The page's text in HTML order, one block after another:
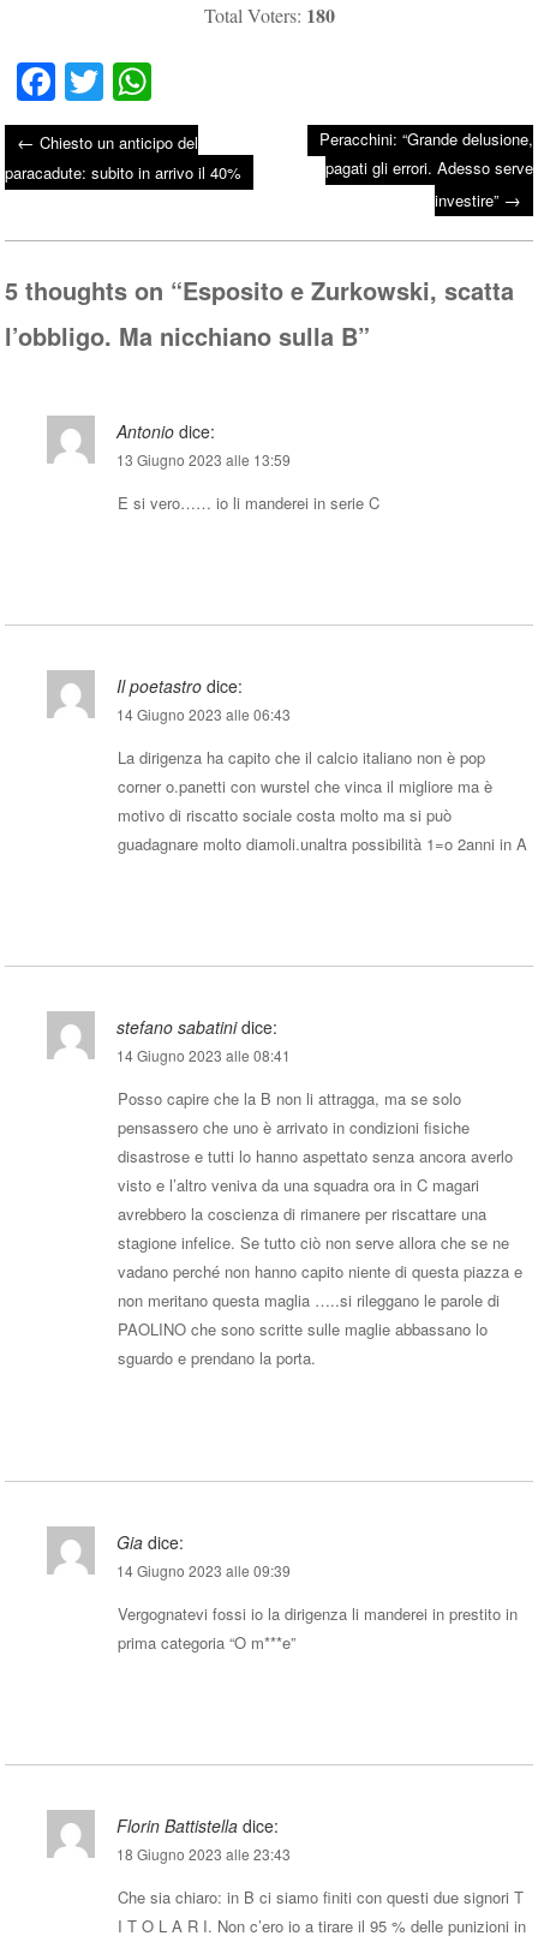
Total Voters: 180
Fa
ce
bo
ok
T
wi
tte
r
ha
ts
A
pp
Post navigation
← Chiesto un anticipo del
paracadute: subito in arrivo il 40%
Peracchini: “Grande delusione,
pagati gli errori. Adesso serve
investire” →
5 thoughts on “Esposito e Zurkowski, scatta
l’obbligo. Ma nicchiano sulla B”
Antonio dice:
13 Giugno 2023 alle 13:59
E si vero…… io li manderei in serie C
Il poetastro dice:
14 Giugno 2023 alle 06:43
La dirigenza ha capito che il calcio italiano non è pop
corner o.panetti con wurstel che vinca il migliore ma è
motivo di riscatto sociale costa molto ma si può
guadagnare molto diamoli.unaltra possibilità 1=o 2anni in A
stefano sabatini dice:
14 Giugno 2023 alle 08:41
Posso capire che la B non li attragga, ma se solo
pensassero che uno è arrivato in condizioni fisiche
disastrose e tutti lo hanno aspettato senza ancora averlo
visto e l’altro veniva da una squadra ora in C magari
avrebbero la coscienza di rimanere per riscattare una
stagione infelice. Se tutto ciò non serve allora che se ne
vadano perché non hanno capito niente di questa piazza e
non meritano questa maglia …..si rileggano le parole di
PAOLINO che sono scritte sulle maglie abbassano lo
sguardo e prendano la porta.
Gia dice:
14 Giugno 2023 alle 09:39
Vergognatevi fossi io la dirigenza li manderei in prestito in
prima categoria “O m***e”
Florin Battistella dice:
18 Giugno 2023 alle 23:43
Che sia chiaro: in B ci siamo finiti con questi due signori T
I T O L A R I. Non c’ero io a tirare il 95 % delle punizioni in